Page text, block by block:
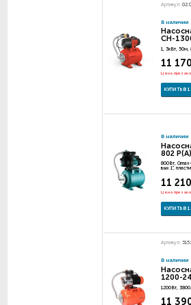
Артикул:
В наличии
СН-
1, 3кВт, 50м,
11
Цена при
КУПИТЬ В
В наличии
802
800Вт,
вых 1",
11
Цена при
КУПИТЬ В
Артикул:
В наличии
1200-
1200Вт,
11